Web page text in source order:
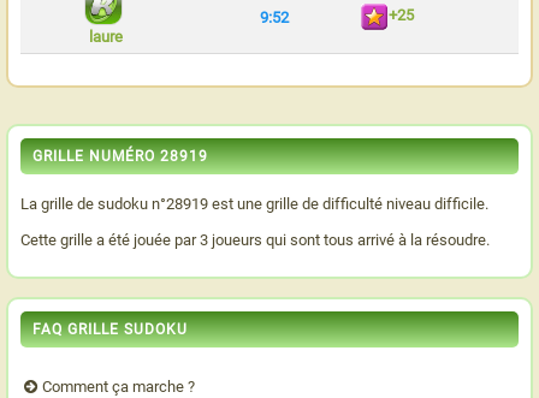
laure
9:52 +25
GRILLE NUMÉRO 28919
La grille de sudoku n°28919 est une grille de difficulté niveau difficile.
Cette grille a été jouée par 3 joueurs qui sont tous arrivé à la résoudre.
FAQ GRILLE SUDOKU
Comment ça marche ?